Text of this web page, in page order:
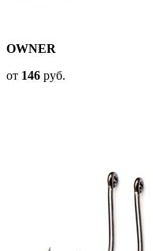
OWNER
от 146 руб.